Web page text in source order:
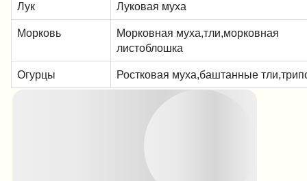
Лук Луковая муха
Морковь
Морковная муха,тли,морковная
листоблошка
Огурцы Ростковая муха,баштанные